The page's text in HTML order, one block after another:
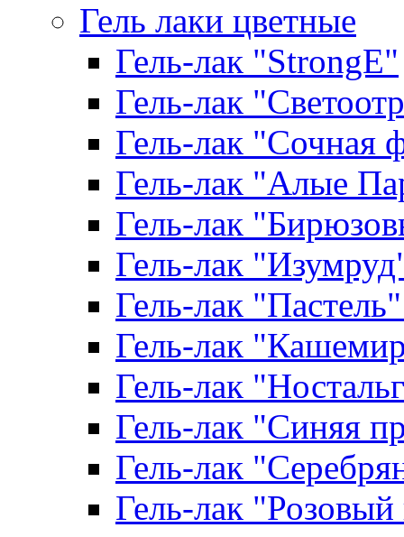
Гель лаки цветные
Гель-лак "StrongE"
Гель-лак
Гель-лак "Сочная
Гель-лак "Алые
Гель-лак
Гель-лак
Гель-лак
Гель-лак
Гель-лак
Гель-лак "Синяя
Гель-лак
Гель-лак